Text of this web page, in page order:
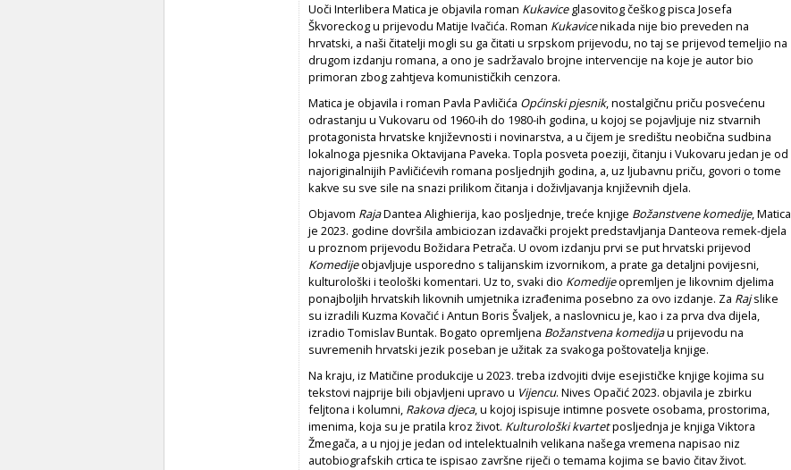
Uoči Interlibera Matica je objavila roman Kukaviceglasovitog češkog pisca Josefa
Škvoreckog u prijevodu Matije Ivačića. Roman Kukavicenikada nije bio preveden na
hrvatski, a naši čitatelji mogli su ga čitati u srpskom prijevodu, no taj se prijevod temeljio na
drugom izdanju romana, a ono je sadržavalo brojne intervencije na koje je autor bio
primoran zbog zahtjeva komunističkih cenzora.
Matica je objavila i roman Pavla Pavličića Općinski pjesnik, nostalgičnu priču posvećenu
odrastanju u Vukovaru od 1960-ih do 1980-ih godina, u kojoj se pojavljuje niz stvarnih
protagonista hrvatske književnosti i novinarstva, a u čijem je središtu neobična sudbina
lokalnoga pjesnika Oktavijana Paveka. Topla posveta poeziji, čitanju i Vukovaru jedan je od
najoriginalnijih Pavličićevih romana posljednjih godina, a, uz ljubavnu priču, govori o tome
kakve su sve sile na snazi prilikom čitanja i doživljavanja književnih djela.
Objavom RajaDantea Alighierija, kao posljednje, treće knjige Božanstvene komedije, Matica
je 2023. godine dovršila ambiciozan izdavački projekt predstavljanja Danteova remek-djela
u proznom prijevodu Božidara Petrača. U ovom izdanju prvi se put hrvatski prijevod
Komedijeobjavljuje usporedno s talijanskim izvornikom, a prate ga detaljni povijesni,
kulturološki i teološki komentari. Uz to, svaki dio Komedijeopremljen je likovnim djelima
ponajboljih hrvatskih likovnih umjetnika izrađenima posebno za ovo izdanje. Za Rajslike
su izradili Kuzma Kovačić i Antun Boris Švaljek, a naslovnicu je, kao i za prva dva dijela,
izradio Tomislav Buntak. Bogato opremljena Božanstvena komedijau prijevodu na
suvremenih hrvatski jezik poseban je užitak za svakoga poštovatelja knjige.
Na kraju, iz Matičine produkcije u 2023. treba izdvojiti dvije esejističke knjige kojima su
tekstovi najprije bili objavljeni upravo u Vijencu. Nives Opačić 2023. objavila je zbirku
feljtona i kolumni, Rakova djeca, u kojoj ispisuje intimne posvete osobama, prostorima,
imenima, koja su je pratila kroz život. Kulturološki kvartetposljednja je knjiga Viktora
Žmegača, a u njoj je jedan od intelektualnih velikana našega vremena napisao niz
autobiografskih crtica te ispisao završne riječi o temama kojima se bavio čitav život.